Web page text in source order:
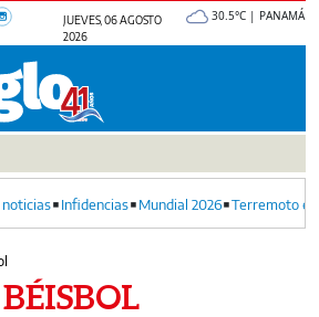
JUEVES, 06 AGOSTO
2026
30.5°C | PANAMÁ
Infidencias Mundial 2026 Terremoto
BÉISBOL